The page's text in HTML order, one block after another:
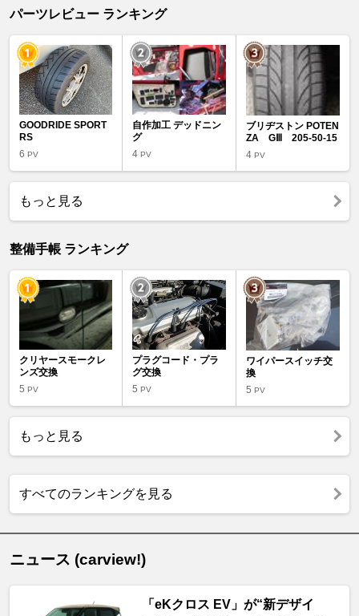
パーツレビュー ランキング
GOODRIDE SPORT
RS
6 PV
自作加工 デッドニン
グ
4PV
ブリヂストン POTEN
ZA GⅢ 205-50-15
4 PV
もっと見る
整備手帳 ランキング
クリヤースモークレ
ンズ交換
5 PV
プラグコード・プラ
グ交換
5PV
ワイパースイッチ交
換
5 PV
もっと見る
すべてのランキングを見る
ニュース (carview!)
「eKクロス EV」が“新デザイ